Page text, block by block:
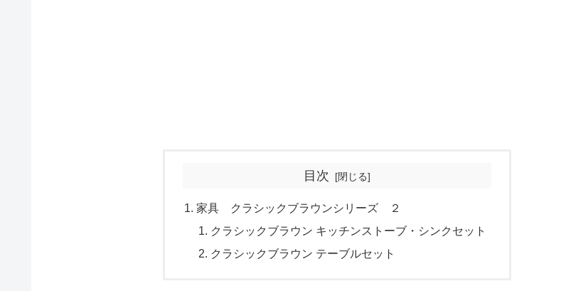
目次
家具 クラシックブラウンシリーズ ２
クラシックブラウン キッチンストーブ・シンクセット
クラシックブラウン テーブルセット